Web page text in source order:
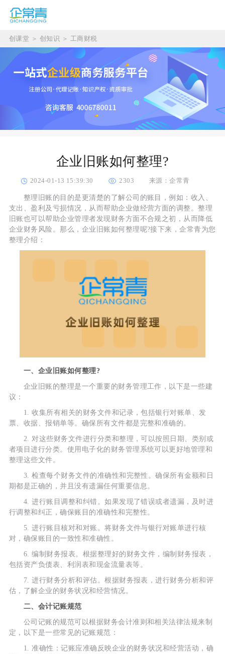
创课堂 ＞ 创知识 ＞ 工商财税
企业旧账如何整理?
2024-01-13 15:39:30 2303 来源：企常青
整理旧账的目的是更清楚的了解公司的账目，例如：收入、
支出、盈利及亏损情况，从而帮助企业做经营方面的调整。整理
旧账也可以帮助企业管理者发现财务方面不合规之初，从而降低
企业财务风险。那么，企业旧账如何整理呢?接下来，企常青为您
整理介绍：
一、企业旧账如何整理?
企业旧账的整理是一个重要的财务管理工作，以下是一些建
议：
1. 收集所有相关的财务文件和记录，包括银行对账单、发
票、收据、报销单等。确保所有文件都是完整和准确的。
2. 对这些财务文件进行分类和整理，可以按照日期、类别或
者项目进行分类。使用电子化的财务管理系统可以更好地管理和
整理这些文件。
3. 检查每个财务文件的准确性和完整性。确保所有金额和日
期都是正确的，并且没有遗漏任何重要信息。
4. 进行账目调整和纠错。如果发现了错误或者遗漏，及时进
行调整和纠正，确保账目的准确性和完整性。
5. 进行账目核对和对账。将财务文件与银行对账单进行核
对，确保账目的一致性和准确性。
6. 编制财务报表。根据整理好的财务文件，编制财务报表，
包括资产负债表、利润表和现金流量表等。
7. 进行财务分析和评估。根据财务报表，进行财务分析和评
估，了解企业的财务状况和经营情况。
二、会计记账规范
公司记账的规范可以根据财务会计准则和相关法律法规来制
定，以下是一些常见的记账规范：
1. 准确性：记账应准确反映企业的财务状况和经营活动，确